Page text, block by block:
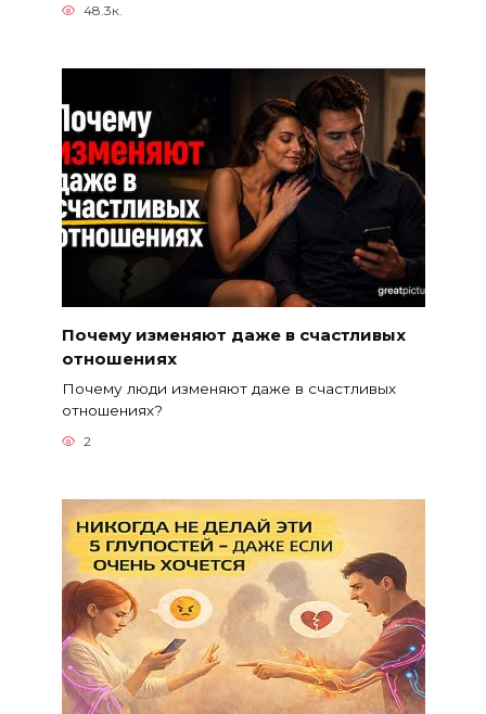
48.3к.
Почему изменяют даже в счастливых
отношениях
Почему люди изменяют даже в счастливых
отношениях?
2